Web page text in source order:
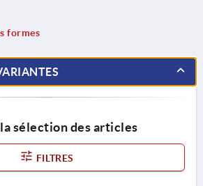
formes
sélection des articles
FILTRES